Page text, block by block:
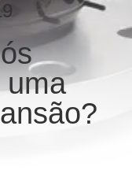
uma